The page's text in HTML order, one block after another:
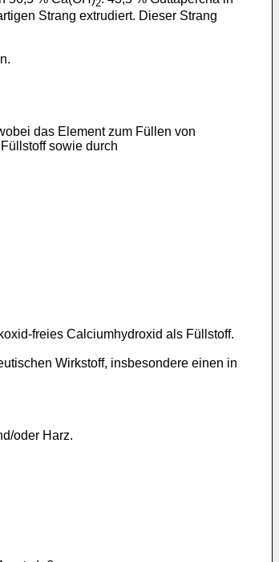
2
Strang extrudiert. Dieser Strang
das Element zum Füllen von
sowie durch
freies Calciumhydroxid als Füllstoff.
Wirkstoff, insbesondere einen in
oder Harz.